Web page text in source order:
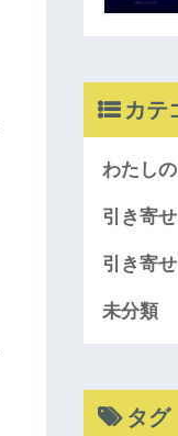
カテ
わたし
引き寄
引き寄
未分類
タグ